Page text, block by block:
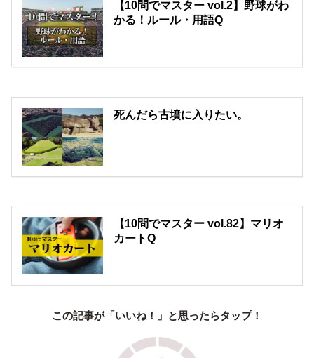
【10問でマスター vol.2】野球がわ
かる！ルール・用語Q
死んだら古墳に入りたい。
【10問でマスター vol.82】マリオ
カートQ
この記事が「いいね！」と思ったらタップ！